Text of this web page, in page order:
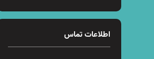
اطلاعات تماس